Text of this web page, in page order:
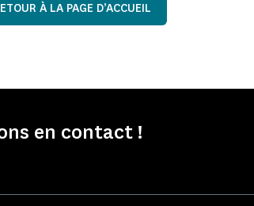
À LA PAGE D’ACCUEIL
en contact !